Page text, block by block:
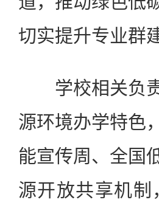
切实提升专业群
学校相关负责
源环境办学特色
能宣传周、全国
源开放共享机